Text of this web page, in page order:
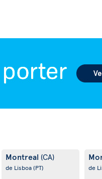
Montreal (CA)
de Lisboa(PT) de